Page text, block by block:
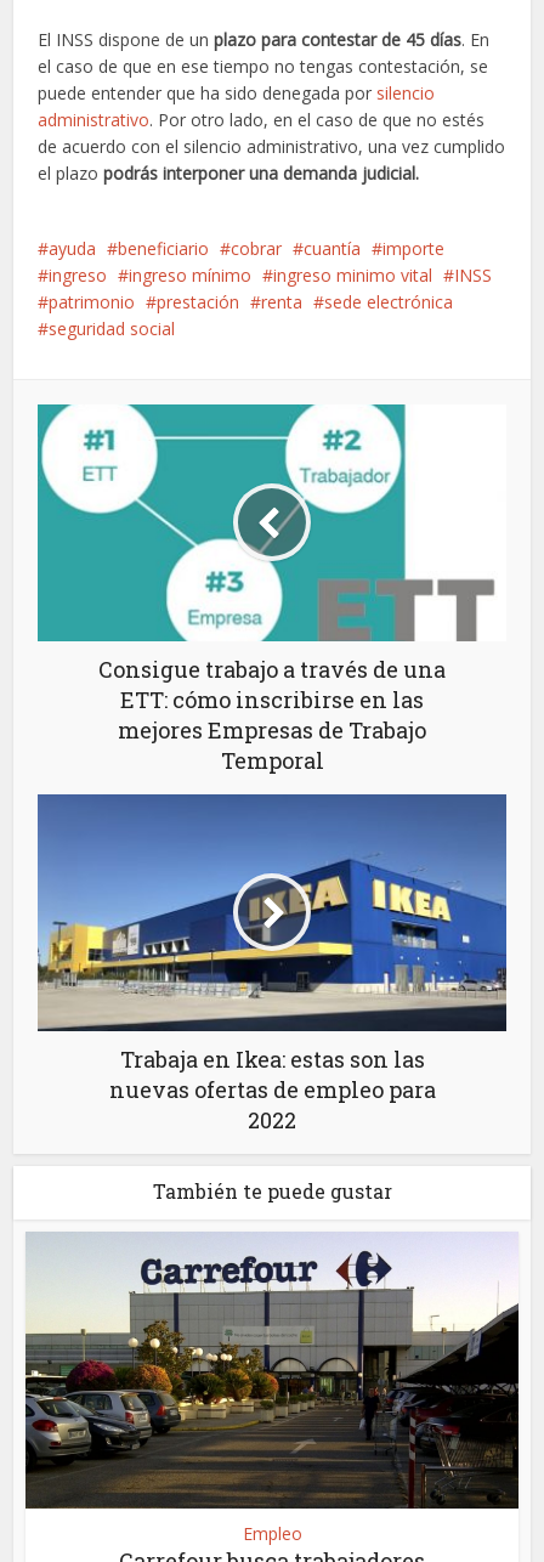
El INSS dispone de unplazo para contestar de 45 días. En
el caso de que en ese tiempo no tengas contestación, se
puede entender que ha sido denegada por silencio
administrativo. Por otro lado, en el caso de que no estés
de acuerdo con el silencio administrativo, una vez cumplido
el plazopodrás interponer una demanda judicial.
ayuda beneficiario cobrar cuantía
importe
ingreso
ingreso mínimo ingreso minimo vital
INSS
patrimonio
prestación renta
sede electrónica
seguridad social
Consigue trabajo a través de una
ETT: cómo inscribirse en las
mejores Empresas de Trabajo
Temporal
Trabaja en Ikea: estas son las
nuevas ofertas de empleo para
2022
También te puede gustar
Empleo